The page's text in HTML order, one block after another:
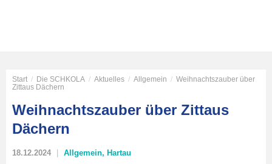
Start / Die SCHKOLA / Aktuelles / Allgemein / Weihnachtszauber über
Zittaus Dächern
Weihnachtszauber über Zittaus
Dächern
18.12.2024 Allgemein, Hartau